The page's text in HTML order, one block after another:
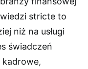
stricte to
niż na usługi
świadczeń
kadrowe,